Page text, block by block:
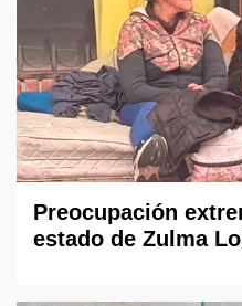
Preocupación
estado de Zulma